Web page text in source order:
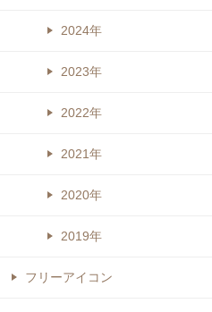
2024年
2023年
2022年
2021年
2020年
2019年
フリーアイコン